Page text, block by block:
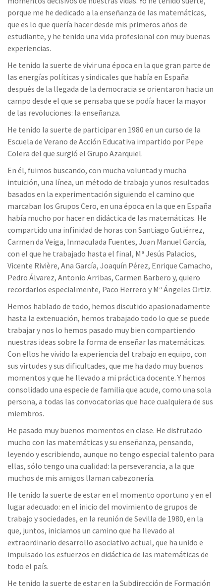
porque me he dedicado a la enseñanza de las matemáticas,
que es lo que quería hacer desde mis primeros años de
estudiante, y he tenido una vida profesional con muy buenas
experiencias.
He tenido la suerte de vivir una época en la que gran parte de
las energías políticas y sindicales que había en España
después de la llegada de la democracia se orientaron hacia un
campo desde el que se pensaba que se podía hacer la mayor
de las revoluciones: la enseñanza.
He tenido la suerte de participar en 1980 en un curso de la
Escuela de Verano de Acción Educativa impartido por Pepe
Colera del que surgió el Grupo Azarquiel.
En él, fuimos buscando, con mucha voluntad y mucha
intuición, una línea, un método de trabajo y unos resultados
basados en la experimentación siguiendo el camino que
marcaban los Grupos Cero, en una época en la que en España
había mucho por hacer en didáctica de las matemáticas. He
compartido una infinidad de horas con Santiago Gutiérrez,
Carmen da Veiga, Inmaculada Fuentes, Juan Manuel García,
con el que he trabajado hasta el final, Mª Jesús Palacios,
Vicente Rivière, Ana García, Joaquín Pérez, Enrique Camacho,
Pedro Álvarez, Antonio Arribas, Carmen Barbero y, quiero
recordarlos especialmente, Paco Herrero y Mª Ángeles Ortiz.
Hemos hablado de todo, hemos discutido apasionadamente
hasta la extenuación, hemos trabajado todo lo que se puede
trabajar y nos lo hemos pasado muy bien compartiendo
nuestras ideas sobre la forma de enseñar las matemáticas.
Con ellos he vivido la experiencia del trabajo en equipo, con
sus virtudes y sus dificultades, que me ha dado muy buenos
momentos y que he llevado a mi práctica docente. Y hemos
consolidado una especie de familia que acude, como una sola
persona, a todas las convocatorias que hace cualquiera de sus
miembros.
He pasado muy buenos momentos en clase. He disfrutado
mucho con las matemáticas y su enseñanza, pensando,
leyendo y escribiendo, aunque no tengo especial talento para
ellas, sólo tengo una cualidad: la perseverancia, a la que
muchos de mis amigos llaman cabezonería.
He tenido la suerte de estar en el momento oportuno y en el
lugar adecuado: en el inicio del movimiento de grupos de
trabajo y sociedades, en la reunión de Sevilla de 1980, en la
que, juntos, iniciamos un camino que ha llevado al
extraordinario desarrollo asociativo actual, que ha unido e
impulsado los esfuerzos en didáctica de las matemáticas de
todo el país.
He tenido la suerte de estar en la Subdirección de Formación